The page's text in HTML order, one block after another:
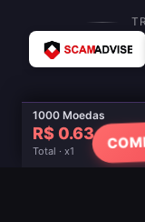
1000 Moedas
R$ 0.63
Total · x1